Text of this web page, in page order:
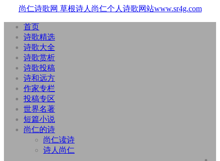
尚仁诗歌网 草根诗人尚仁个人诗歌网站www.sr4g.com
首页
诗歌精选
诗歌大全
诗歌赏析
诗歌投稿
诗和远方
作家专栏
投稿专区
世界名著
短篇小说
尚仁的诗
尚仁读诗
诗人尚仁